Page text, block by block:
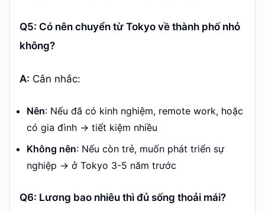
Q5: Có nên chuyển từ Tokyo về thành phố nhỏ
không?
A: Cân nhắc:
Nên: Nếu đã có kinh nghiệm, remote work, hoặc
có gia đình → tiết kiệm nhiều
Không nên: Nếu còn trẻ, muốn phát triển sự
nghiệp → ở Tokyo 3-5 năm trước
Q6: Lương bao nhiêu thì đủ sống thoải mái?